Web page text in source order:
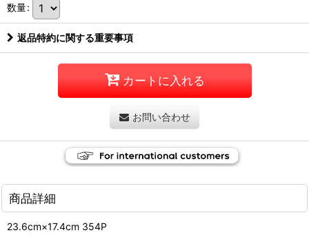
数量:
返品特約に関する重要事項
カートに入れる
お問い合わせ
商品詳細
23.6cm×17.4cm 354P